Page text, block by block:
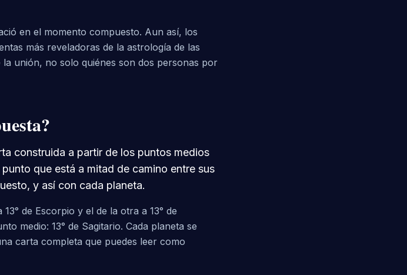
en el momento compuesto. Aun así, los
más reveladoras de la astrología de las
unión, no solo quiénes son dos personas por
construida a partir de los puntos medios
que está a mitad de camino entre sus
y así con cada planeta.
de Escorpio y el de la otra a 13° de
medio: 13° de Sagitario. Cada planeta se
carta completa que puedes leer como